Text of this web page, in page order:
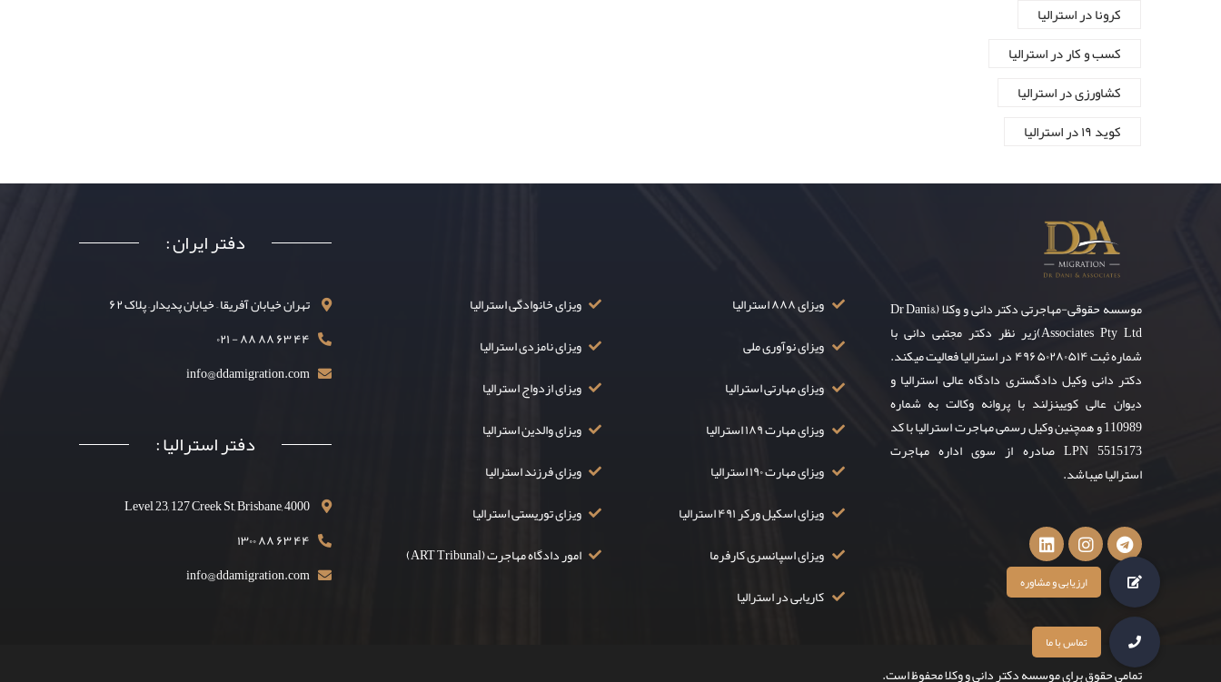
کرونا در استرالیا
کسب و کار در استرالیا
کشاورزی در استرالیا
کوید ۱۹ در استرالیا
موسسه حقوقی-مهاجرتی دکتر دانی و وکلا (Dr Dani&
Associates Pty Ltd)زیر نظر دکتر مجتبی دانی با
شماره ثبت ۴۹۶۵۰۲۸۰۵۱۴ در استرالیا فعالیت میکند.
دکتر دانی وکیل دادگستری دادگاه عالی استرالیا و
دیوان عالی کویینزلند با پروانه وکالت به شماره
110989 و همچنین وکیل رسمی مهاجرت استرالیا با کد
LPN 5515173 صادره از سوی اداره مهاجرت
استرالیا میباشد.
ویزای ۸۸۸ استرالیا
ویزای نوآوری ملی
ویزای مهارتی استرالیا
ویزای مهارت ۱۸۹ استرالیا
ویزای مهارت ۱۹۰ استرالیا
ویزای اسکیل ورکر ۴۹۱ استرالیا
ویزای اسپانسری کارفرما
کاریابی در استرالیا
ویزای خانوادگی استرالیا
ویزای نامزدی استرالیا
ویزای ازدواج استرالیا
ویزای والدین استرالیا
ویزای فرزند استرالیا
ویزای توریستی استرالیا
امور دادگاه مهاجرت (ART Tribunal)
دفتر ایران :
تهران خیابان آفریقا – خیابان پدیدار– پلاک ۶۲
۴۴ ۶۳ ۸۸ ۸۸ - ۰۲۱
info@ddamigration.com
دفتر استرالیا :
Level 23, 127 Creek St, Brisbane, 4000
۴۴ ۶۳ ۸۸ ۱۳۰۰
info@ddamigration.com
تمامی حقوق برای موسسه دکتر دانی و وکلا محفوظ است.